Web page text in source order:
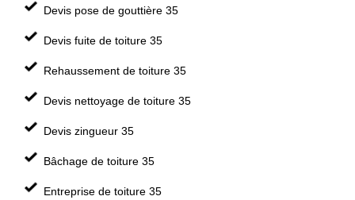
Devis pose de gouttière 35
Devis fuite de toiture 35
Rehaussement de toiture 35
Devis nettoyage de toiture 35
Devis zingueur 35
Bâchage de toiture 35
Entreprise de toiture 35